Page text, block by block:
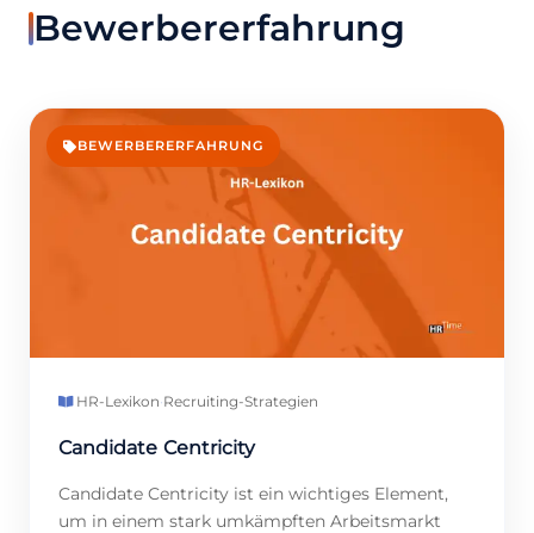
Bewerbererfahrung
BEWERBERERFAHRUNG
HR-Lexikon·Recruiting-Strategien
Candidate Centricity
Candidate Centricity ist ein wichtiges Element,
um in einem stark umkämpften Arbeitsmarkt